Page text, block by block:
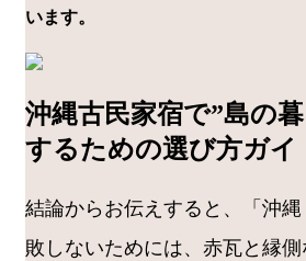
います。
沖縄古民家宿で”島の
するための選び方ガイ
結論からお伝えすると、「沖
敗しないためには、赤瓦と縁